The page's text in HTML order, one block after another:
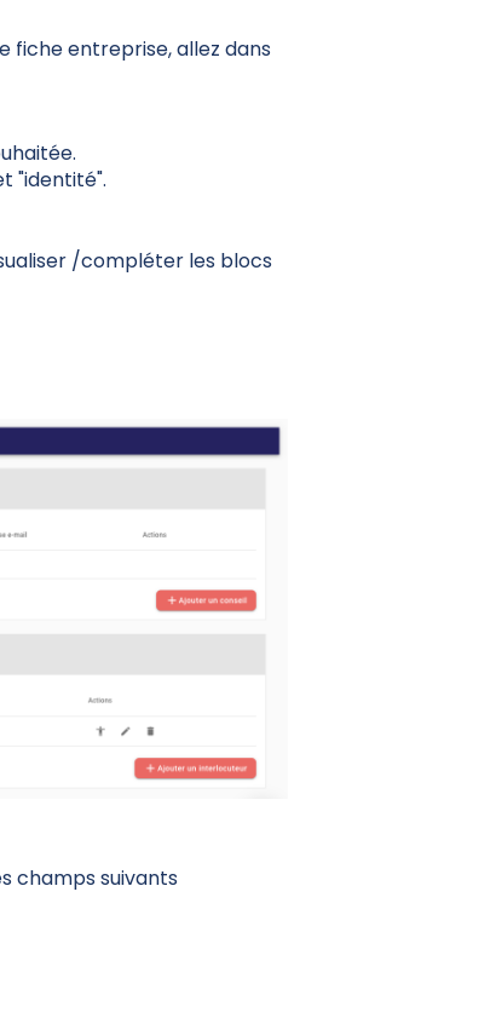
fiche entreprise, allez dans
"identité".
/compléter les blocs
champs suivants